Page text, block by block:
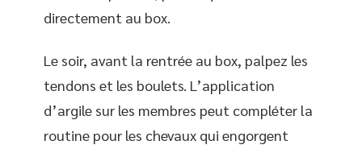
directement au box.
Le soir, avant la rentrée au box, palpez les
tendons et les boulets. L’application
d’argile sur les membres peut compléter la
routine pour les chevaux qui engorgent